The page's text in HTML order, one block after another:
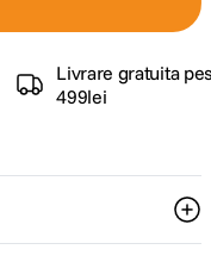
Livrare gratuita
499lei